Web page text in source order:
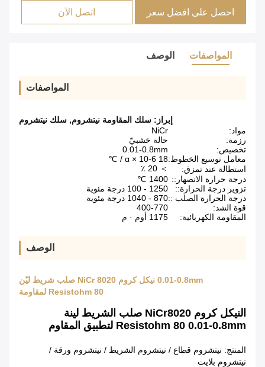
احصل على افضل سعر اتصل الآن
المواصفات الوصف
المواصفات
إبراز: سلك المقاومة نيتشروم, سلك نيتشروم
مواد:
NiCr
رزمة:
حالة خشبيّ
تخصيص:
0.01-0.8mm
معامل توسيع الخطوط:18 α × 10-6 / ℃
استطالة عند تمزق:
＞ 20 ٪
درجة حرارة الانصهار:: 1400 ℃
تزوير درجة الحرارة::
1250 - 100 درجة مئوية
درجة الحرارة الصلب ::870 - 1040 درجة مئوية
قوة الشد:
400-770
المقاومة الكهربائية:
1175 أوم · م
الوصف
0.01-0.8mm نيكل كروم NiCr 8020 صلب شريط ليّن
Resistohm 80 لمقاومة
النيكل كروم NiCr8020 صلب الشريط لينة
Resistohm 80 0.01-0.8mm لتطبيق المقاوم
المنتج: نيتشروم قطاع / نيتشروم الشريط / نيتشروم ورقة /
نيتشروم بلايت